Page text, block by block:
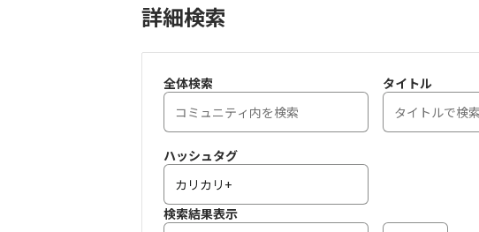
詳細検索
全体検索 タイトル
ハッシュタグ
検索結果表示